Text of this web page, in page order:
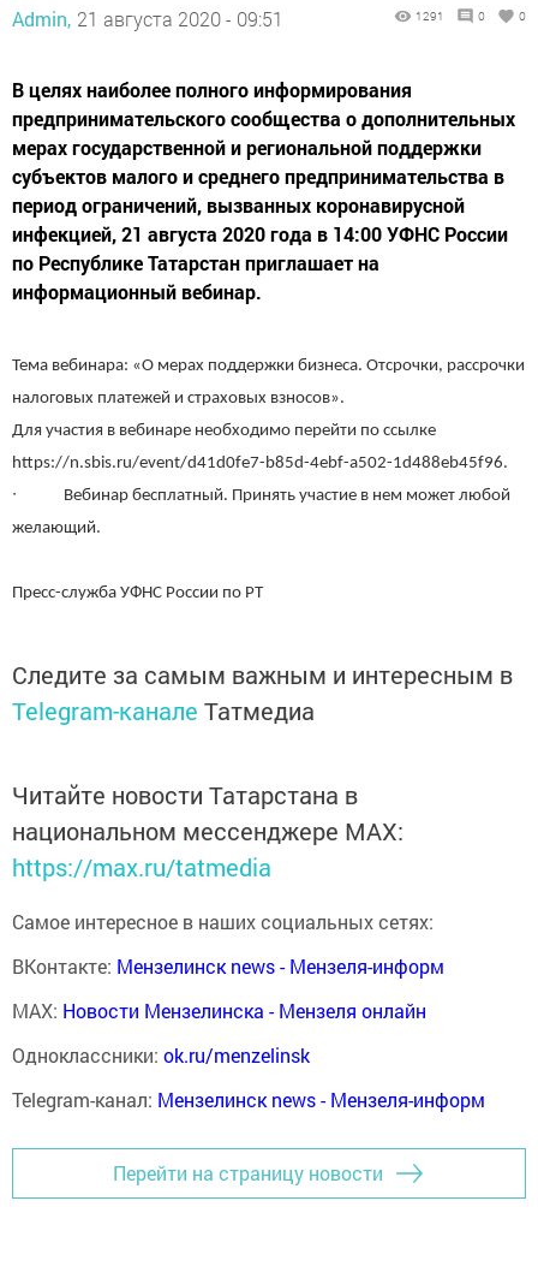
Admin, 21 августа 2020 - 09:51 1291 0 0
В целях наиболее полного информирования
предпринимательского сообщества о дополнительных
мерах государственной и региональной поддержки
субъектов малого и среднего предпринимательства в
период ограничений, вызванных коронавирусной
инфекцией, 21 августа 2020 года в 14:00 УФНС России
по Республике Татарстан приглашает на
информационный вебинар.
Тема вебинара: «О мерах поддержки бизнеса. Отсрочки, рассрочки
налоговых платежей и страховых взносов».
Для участия в вебинаре необходимо перейти по ссылке
https://n.sbis.ru/event/d41d0fe7-b85d-4ebf-a502-1d488eb45f96.
∙ Вебинар бесплатный. Принять участие в нем может любой
желающий.
Пресс-служба УФНС России по РТ
Следите за самым важным и интересным в
Telegram-канале Татмедиа
Читайте новости Татарстана в
национальном мессенджере MАХ:
https://max.ru/tatmedia
Самое интересное в наших социальных сетях:
ВКонтакте: Мензелинск news - Мензеля-информ
MAX: Новости Мензелинска - Мензеля онлайн
Одноклассники: ok.ru/menzelinsk
Telegram-канал: Мензелинск news - Мензеля-информ
Перейти на страницу новости